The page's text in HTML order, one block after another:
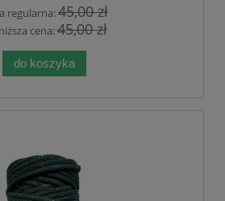
regularna:45,00 zł
cena:45,00 zł
do koszyka